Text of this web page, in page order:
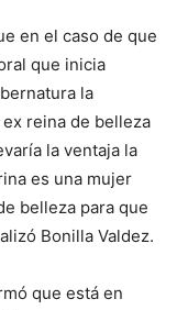
en el caso de que
que inicia
la
reina de belleza
la ventaja la
es una mujer
belleza para que
Bonilla Valdez.
que está en